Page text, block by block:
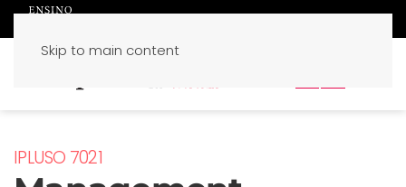
Skip to main content
IPLUSO 7021